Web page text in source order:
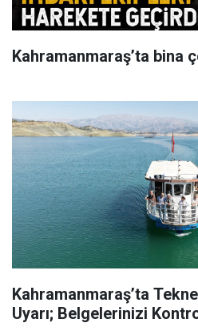
Kahramanmaraş’ta bina
Kahramanmaraş’ta
Uyarı; Belgelerinizi